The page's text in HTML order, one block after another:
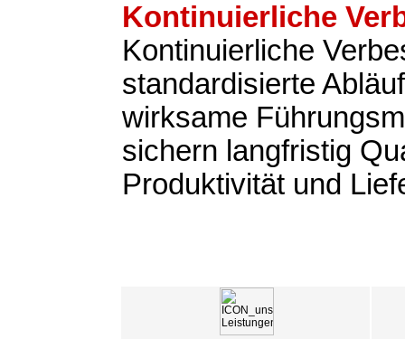
Kontinuierliche
Kontinuierliche
standardisierte
wirksame
sichern langfristig
Produktivität und